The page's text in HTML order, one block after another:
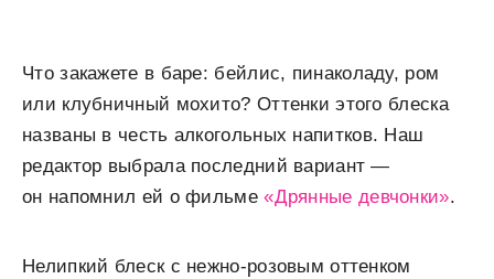
Что закажете в баре: бейлис, пинаколаду, ром
или клубничный мохито? Оттенки этого блеска
названы в честь алкогольных напитков. Наш
редактор выбрала последний вариант —
он напомнил ей о фильме«Дрянные девчонки».
Нелипкий блеск с нежно-розовым оттенком